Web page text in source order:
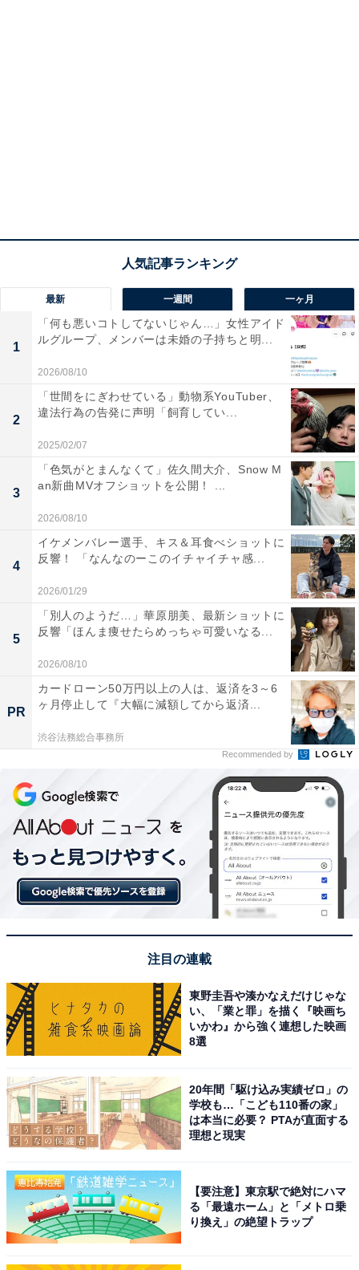
最新 一週間 一ヶ月
1
「何も悪いコトしてないじゃん…」女性アイド
ルグループ、メンバーは未婚の子持ちと明...
2026/08/10
2
「世間をにぎわせている」動物系YouTuber、
違法行為の告発に声明「飼育してい...
2025/02/07
3
「色気がとまんなくて」佐久間大介、Snow M
an新曲MVオフショットを公開！ ...
2026/08/10
4
イケメンバレー選手、キス＆耳食べショットに
反響！ 「なんなのーこのイチャイチャ感...
2026/01/29
5
「別人のようだ…」華原朋美、最新ショットに
反響「ほんま痩せたらめっちゃ可愛いなる...
2026/08/10
PR
カードローン50万円以上の人は、返済を3～6
ヶ月停止して『大幅に減額してから返済...
渋谷法務総合事務所
Recommended by
注目の連載
東野圭吾や湊かなえだけじゃな
い、「業と罪」を描く『映画ち
いかわ』から強く連想した映画
8選
20年間「駆け込み実績ゼロ」の
学校も…「こども110番の家」
は本当に必要？ PTAが直面する
理想と現実
【要注意】東京駅で絶対にハマ
る「最遠ホーム」と「メトロ乗
り換え」の絶望トラップ